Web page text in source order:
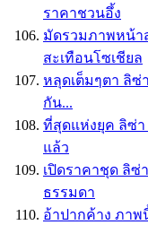
ราคาชวนอึ้ง
มัดรวมภาพหน้า
สะเทือนโซเชียล
หลุดเต็มๆตา ลิซ่
กัน...
ที่สุดแห่งยุค ลิซ่า
แล้ว
เปิดราคาชุด ลิซ่
ธรรมดา
อ้าปากค้าง ภาพ